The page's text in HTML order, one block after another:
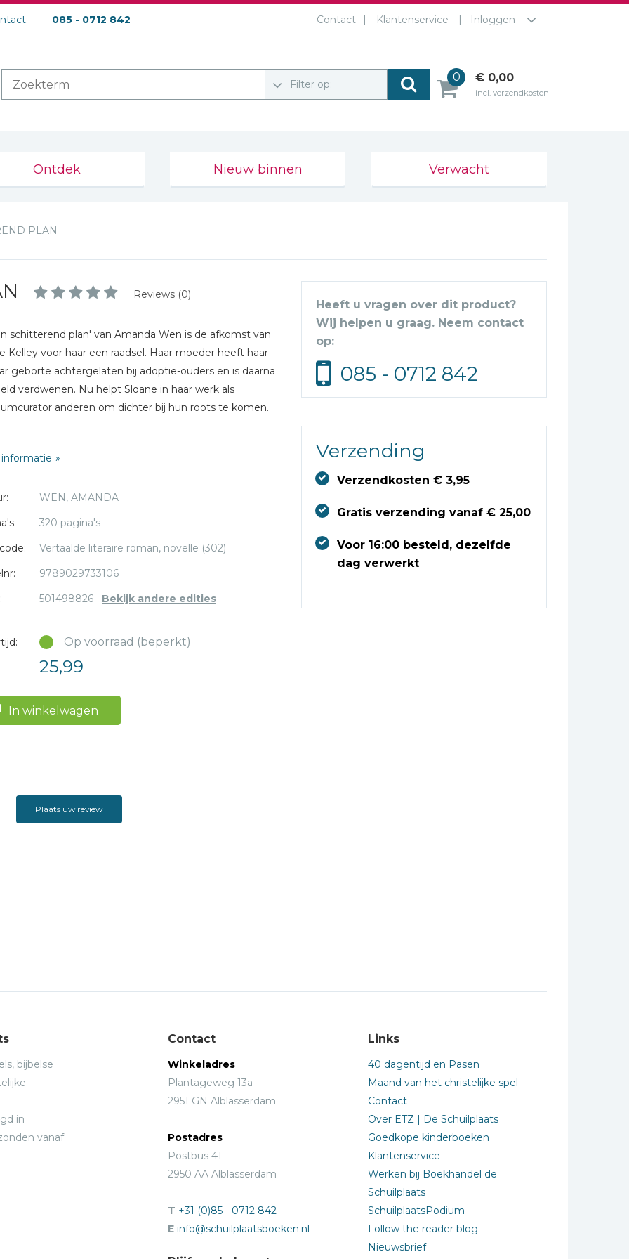
085 - 0712 842 Contact Klantenservice Inloggen
Filter op:
0 € 0,00
incl. verzendkosten
Ontdek Nieuw binnen Verwacht
PLAN
Reviews (0)
schitterend plan' van Amanda Wen is de afkomst van
Kelley voor haar een raadsel. Haar moeder heeft haar
geborte achtergelaten bij adoptie-ouders en is daarna
verdwenen. Nu helpt Sloane in haar werk als
anderen om dichter bij hun roots te komen.
het begin van een zoektocht met een uitkomst die ze
hartverwarmende roman komen heden en verleden
doortrekt.
WEN, AMANDA
320 pagina's
Vertaalde literaire roman, novelle (302)
9789029733106
501498826 Bekijk andere edities
Op voorraad (beperkt)
25,99
In winkelwagen
Heeft u vragen over dit product?
Wij helpen u graag. Neem contact
op:
085 - 0712 842
Verzending
Verzendkosten € 3,95
Gratis verzending vanaf € 25,00
Voor 16:00 besteld, dezelfde
dag verwerkt
Plaats uw review
bijbelse
in
vanaf
Contact
Winkeladres
Plantageweg 13a
2951 GN Alblasserdam
Postadres
Postbus 41
2950 AA Alblasserdam
T +31 (0)85 - 0712 842
E info@schuilplaatsboeken.nl
Links
40 dagentijd en Pasen
Maand van het christelijke spel
Contact
Over ETZ | De Schuilplaats
Goedkope kinderboeken
Klantenservice
Werken bij Boekhandel de
Schuilplaats
SchuilplaatsPodium
Follow the reader blog
Nieuwsbrief